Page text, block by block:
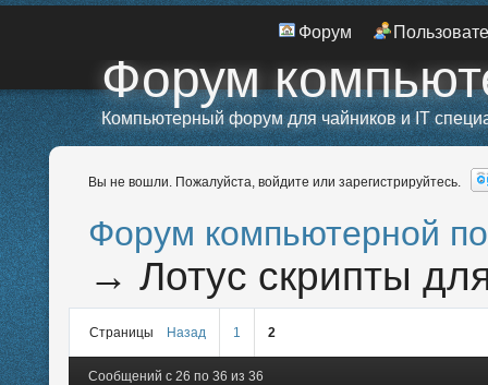
Форум
Форум
Компьютерный форум для чайников и IT
Вы не вошли. Пожалуйста, войдите или зарегистрируйтесь.
Форум компьютерной
→Лотус скрипты
Страницы Назад 1 2
Сообщений с 26 по 36 из 36